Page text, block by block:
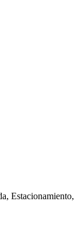
Estacionamiento,